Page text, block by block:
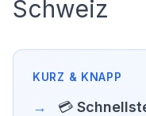
Schweiz
💳